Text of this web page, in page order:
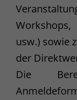
usw.) sowie
der
Die